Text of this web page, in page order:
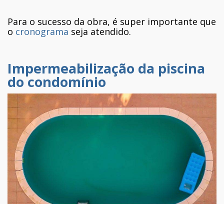
Para o sucesso da obra, é super importante que
o cronograma seja atendido.
Impermeabilização da piscina
do condomínio